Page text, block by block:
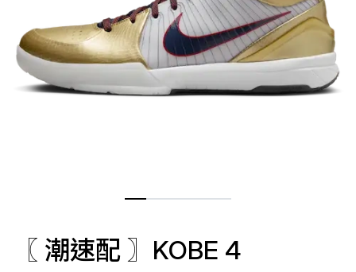
〖 潮速配 〗KOBE 4